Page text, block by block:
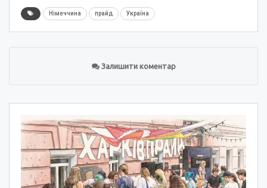
Німеччина прайд Україна
Залишити коментар